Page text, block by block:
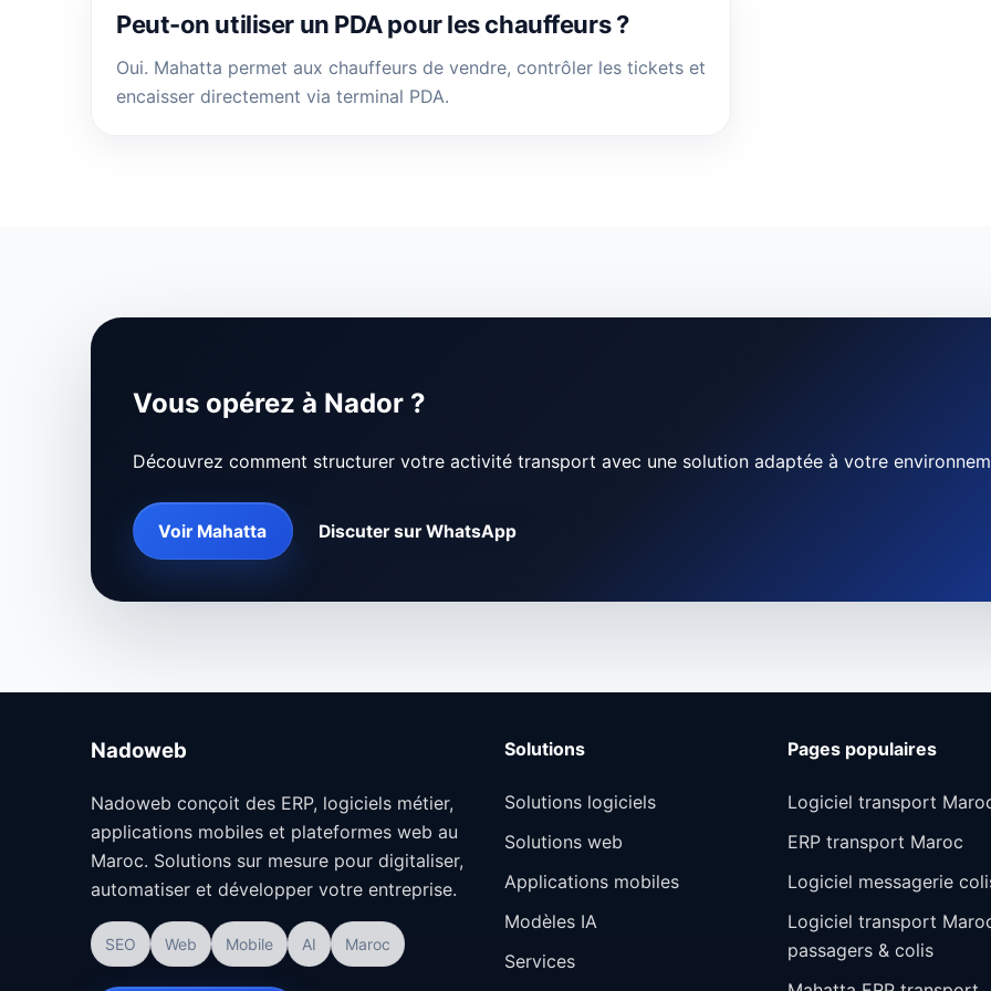
Peut-on utiliser un PDA pour les chauffeurs ?
Oui. Mahatta permet aux chauffeurs de vendre, contrôler les tickets et
encaisser directement via terminal PDA.
Vous opérez à Nador ?
Découvrez comment structurer votre activité transport avec une solution adaptée à votre
Voir Mahatta Discuter sur WhatsApp
Nadoweb
Nadoweb conçoit des ERP, logiciels métier,
applications mobiles et plateformes web au
Maroc. Solutions sur mesure pour digitaliser,
automatiser et développer votre entreprise.
SEO Web Mobile AI Maroc
Solutions
Solutions logiciels
Solutions web
Applications mobiles
Modèles IA
Services
Pages populaires
Logiciel transport
ERP transport Maroc
Logiciel messagerie
Logiciel transport
passagers & colis